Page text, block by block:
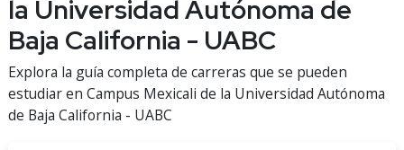
la Universidad Autónoma de
Baja California - UABC
Explora la guía completa de carreras que se pueden
estudiar en Campus Mexicali de la Universidad Autónoma
de Baja California - UABC